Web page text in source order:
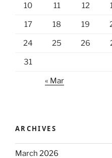
10 11 12
17 18 19
24 25 26
31
« Mar
ARCHIVES
March 2026